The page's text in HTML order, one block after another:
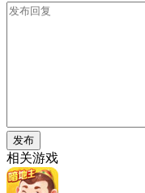
发布
相关游戏